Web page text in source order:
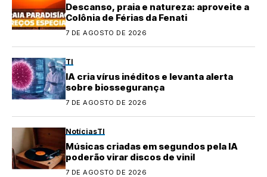
Descanso, praia e natureza: aproveite a
Colônia de Férias da Fenati
7 DE AGOSTO DE 2026
TI
IA cria vírus inéditos e levanta alerta
sobre biossegurança
7 DE AGOSTO DE 2026
NotíciasTI
Músicas criadas em segundos pela IA
poderão virar discos de vinil
7 DE AGOSTO DE 2026